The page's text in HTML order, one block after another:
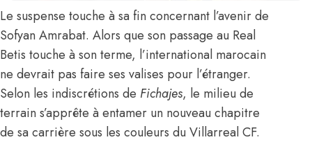
Le suspense touche à sa fin concernant l’avenir de
Sofyan Amrabat. Alors que son passage au Real
Betis touche à son terme, l’international marocain
ne devrait pas faire ses valises pour l’étranger.
Selon les indiscrétions de Fichajes, le milieu de
terrain s’apprête à entamer un nouveau chapitre
de sa carrière sous les couleurs du Villarreal CF.